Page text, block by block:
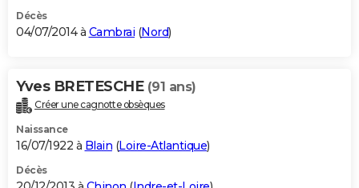
Décès
04/07/2014 à Cambrai (Nord)
Yves BRETESCHE (91 ans)
Créer une cagnotte obsèques
Naissance
16/07/1922 à Blain (Loire-Atlantique)
Décès